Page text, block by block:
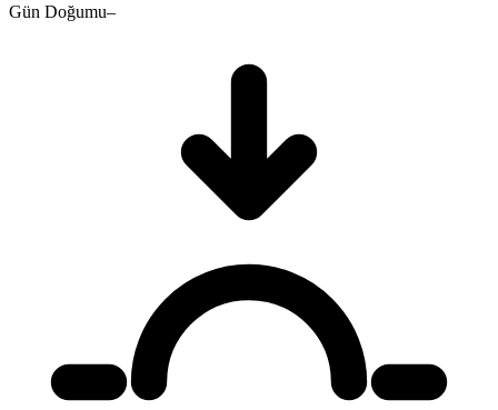
Gün Doğumu–